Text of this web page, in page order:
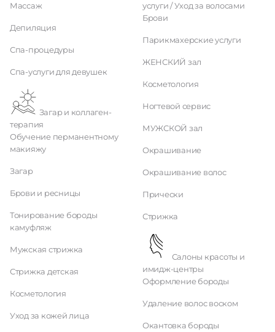
Массаж
Депиляция
Спа-процедуры
Спа-услуги для девушек
терапия
Обучение перманентному
макияжу
Загар
Брови и ресницы
Тонирование бороды
камуфляж
Мужская стрижка
Стрижка детская
Косметология
Уход за кожей лица
услуги / Уход за волосами
Брови
Парикмахерские услуги
ЖЕНСКИЙ зал
Косметология
Ногтевой сервис
МУЖСКОЙ зал
Окрашивание
Окрашивание волос
Прически
Стрижка
имидж-центры
Оформление бороды
Удаление волос воском
Окантовка бороды